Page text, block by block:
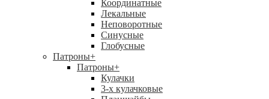
Координатные
Лекальные
Неповоротные
Синусные
Глобусные
Патроны+
Патроны+
Кулачки
3-х кулачковые